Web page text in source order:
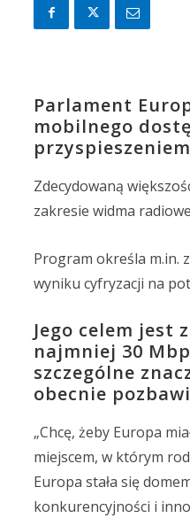
Parlament
mobilnego
Zdecydowaną
zakresie widma
Program określa m.in.
wyniku cyfryzacji na
Jego celem jest
najmniej 30
szczególne
obecnie
„Chcę, żeby Europa
miejscem, w którym
Europa stała się
konkurencyjności i